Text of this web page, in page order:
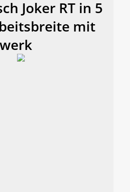
Joker RT in 5
mit